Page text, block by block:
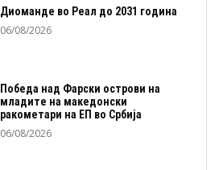
Диоманде во Реал до 2031 година
06/08/2026
Победа над Фарски острови на
младите на македонски
ракометари на ЕП во Србија
06/08/2026